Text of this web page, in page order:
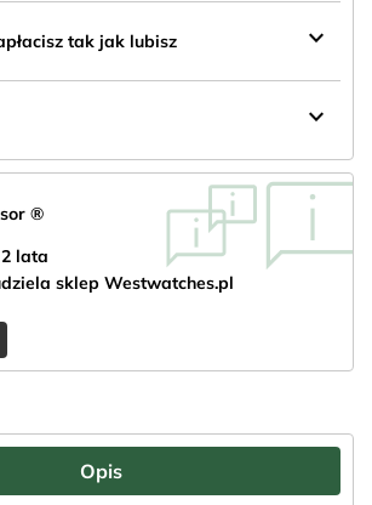
tak jak lubisz keyboard_arrow_down
keyboard_arrow_down
®
lata
sklep Westwatches.pl
Opis